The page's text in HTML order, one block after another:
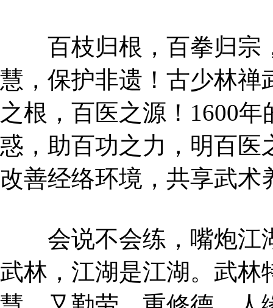
百枝归根，百拳归宗
慧，保护非遗！古少林禅
之根，百医之源！1600
惑，助百功之力，明百医
改善经络环境，共享武术
会说不会练，嘴炮江
武林，江湖是江湖。武林